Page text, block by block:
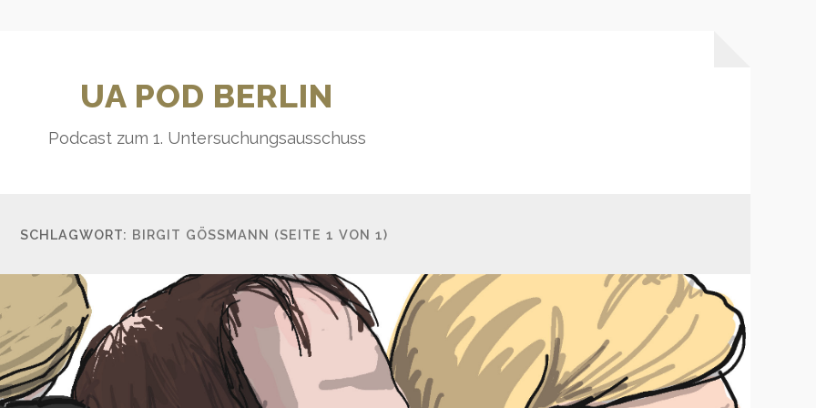
UA POD BERLIN
Podcast zum 1. Untersuchungsausschuss
SCHLAGWORT: BIRGIT GÖSSMANN (SEITE 1 VON 1)